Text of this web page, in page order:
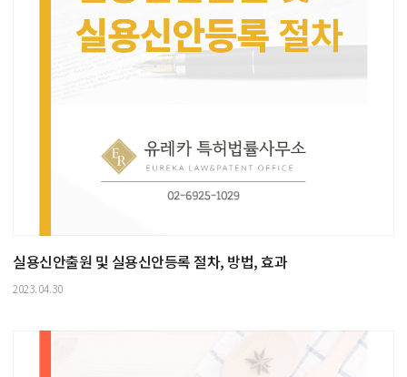
실용신안출원 및 실용신안등록 절차, 방법, 효과
2023.04.30